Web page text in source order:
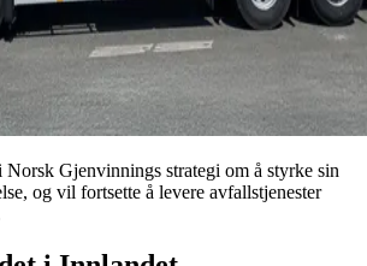
Norsk Gjenvinnings strategi om å styrke sin
og vil fortsette å levere avfallstjenester